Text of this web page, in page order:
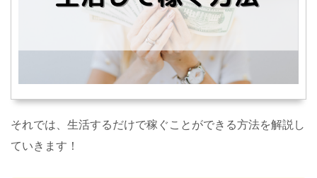
それでは、生活するだけで稼ぐことができる方法を解説し
ていきます！